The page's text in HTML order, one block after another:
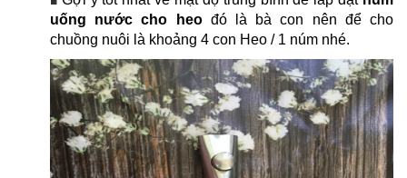
uống nước cho heođó là bà con nên để cho
chuồng nuôi là khoảng 4 con Heo / 1 núm nhé.